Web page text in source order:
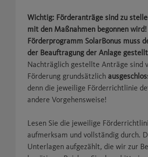
Wichtig: Förderanträge sind zu
mit den Maßnahmen begonnen wird!
Förderprogramm SolarBonus muss
der Beauftragung der Anlage
Nachträglich gestellte Anträge sind
Förderung grundsätzlich
denn die jeweilige Förderrichtlinie
andere Vorgehensweise!
Lesen Sie die jeweilige
aufmerksam und vollständig durch.
Unterlagen aufgezählt, die wir zur